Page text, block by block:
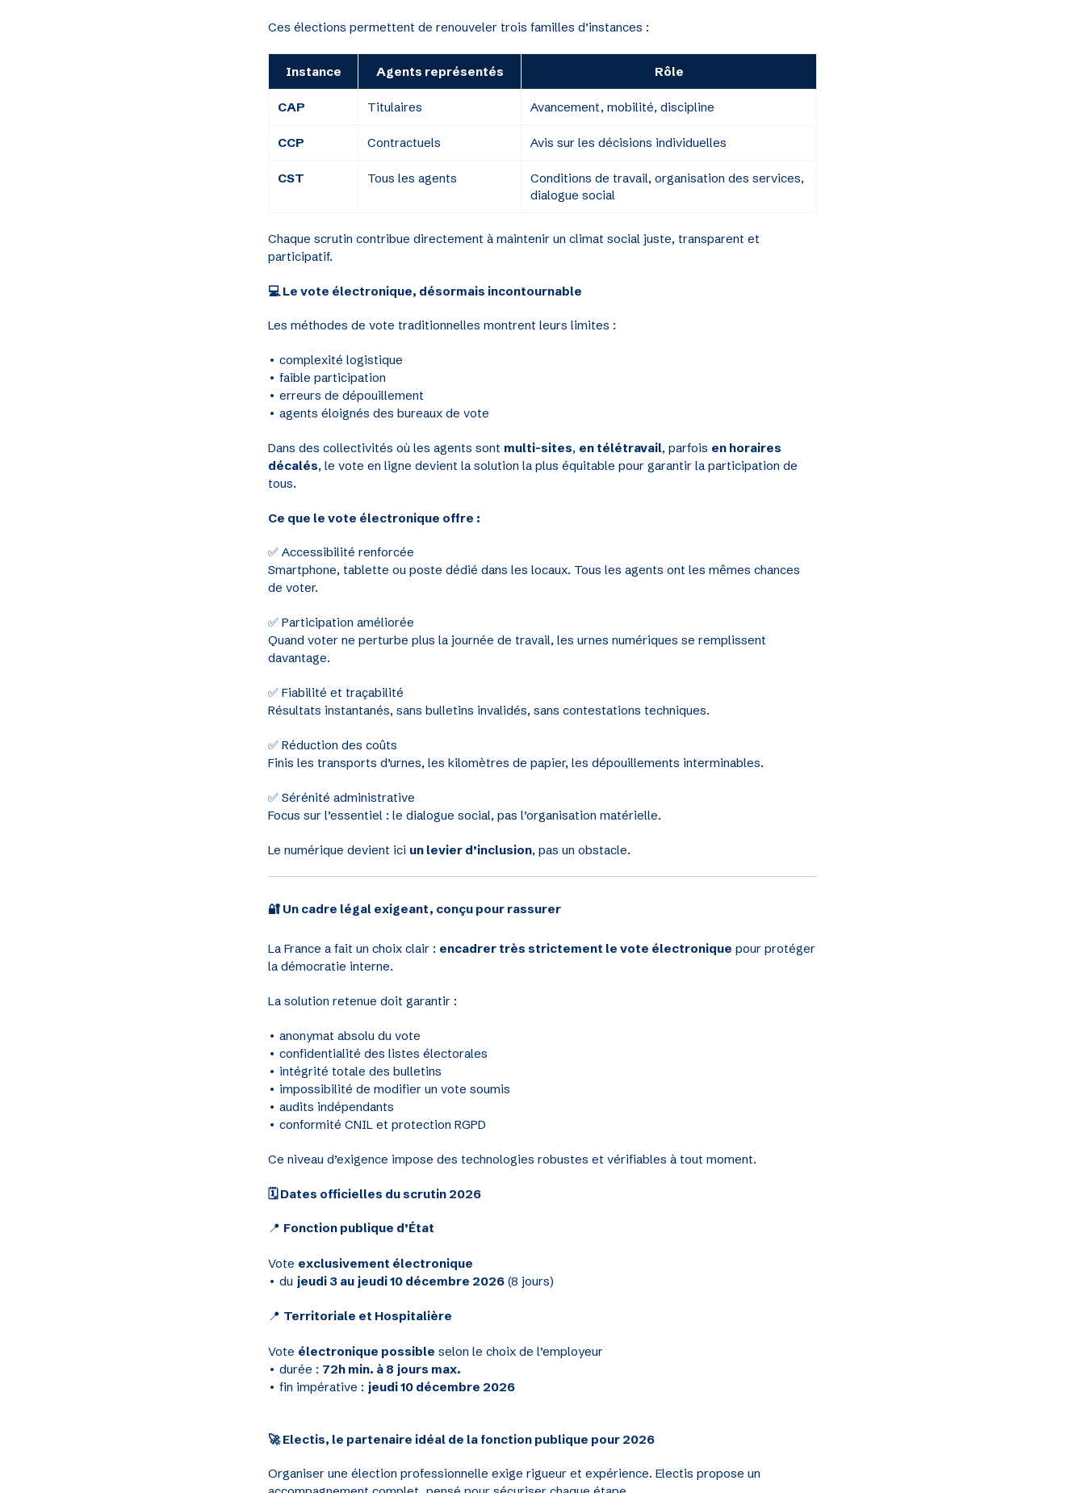
Ces élections permettent de renouveler trois familles d’instances :
Instance Agents représentés Rôle
CAP Titulaires Avancement, mobilité, discipline
CCP Contractuels Avis sur les décisions individuelles
CST Tous les agents
Conditions de travail, organisation des services,
dialogue social
Chaque scrutin contribue directement à maintenir un climat social juste, transparent et
participatif.
💻 Le vote électronique, désormais incontournable
Les méthodes de vote traditionnelles montrent leurs limites :
• complexité logistique
• faible participation
• erreurs de dépouillement
• agents éloignés des bureaux de vote
Dans des collectivités où les agents sont multi-sites, en télétravail, parfois en horaires
décalés, le vote en ligne devient la solution la plus équitable pour garantir la participation de
tous.
Ce que le vote électronique offre :
✅ Accessibilité renforcée
Smartphone, tablette ou poste dédié dans les locaux. Tous les agents ont les mêmes chances
de voter.
✅ Participation améliorée
Quand voter ne perturbe plus la journée de travail, les urnes numériques se remplissent
davantage.
✅ Fiabilité et traçabilité
Résultats instantanés, sans bulletins invalidés, sans contestations techniques.
✅ Réduction des coûts
Finis les transports d’urnes, les kilomètres de papier, les dépouillements interminables.
✅ Sérénité administrative
Focus sur l’essentiel : le dialogue social, pas l’organisation matérielle.
Le numérique devient ici un levier d’inclusion, pas un obstacle.
🔐 Un cadre légal exigeant, conçu pour rassurer
La France a fait un choix clair : encadrer très strictement le vote électronique pour protéger
la démocratie interne.
La solution retenue doit garantir :
• anonymat absolu du vote
• confidentialité des listes électorales
• intégrité totale des bulletins
• impossibilité de modifier un vote soumis
• audits indépendants
• conformité CNIL et protection RGPD
Ce niveau d’exigence impose des technologies robustes et vérifiables à tout moment.
🗓️ Dates officielles du scrutin 2026
📍 Fonction publique d’État
Vote exclusivement électronique
• du jeudi 3 au jeudi 10 décembre 2026 (8 jours)
📍 Territoriale et Hospitalière
Vote électronique possible selon le choix de l’employeur
• durée : 72h min. à 8 jours max.
• fin impérative : jeudi 10 décembre 2026
🚀 Electis, le partenaire idéal de la fonction publique pour 2026
Organiser une élection professionnelle exige rigueur et expérience. Electis propose un